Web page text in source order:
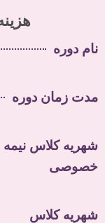
نام دوره
مدت زمان دوره
شهریه کلاس نیمه
خصوصی
شهریه کلاس